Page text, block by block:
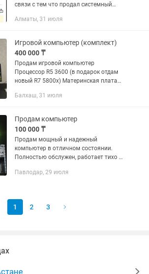
связи с тем что продал системный
Алматы, 31 июля
Игровой компьютер (комплект)
400 000 ₸
Продам игровой компьютер
Процессор R5 3600 (в подарок отдам
новый R7 5800x) Материнская плата
DDR4 32gb (16x) 3200 Kingston Fury
Балхаш, 31 июля
Продам компьютер
100 000 ₸
Продам мощный и надежный
компьютер в отличном состоянии.
Полностью обслужен, работает тихо и
учебы, работы, монтажа,
Павлодар, 29 июля
1 2 3